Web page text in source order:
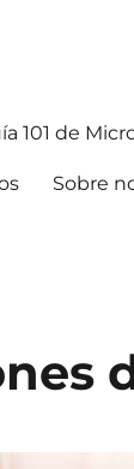
101 de
Sobre